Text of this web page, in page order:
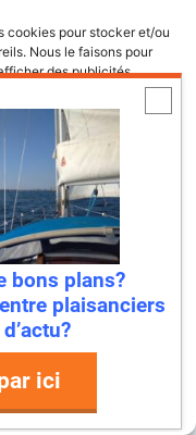
cookies pour stocker et/ou
Nous le faisons pour
des publicités
nous autorisera à
de navigation ou les ID
ou de retirer son
fonctonnalités et
de vos données
à destination
de la
et
bons plans?
plaisanciers
ici